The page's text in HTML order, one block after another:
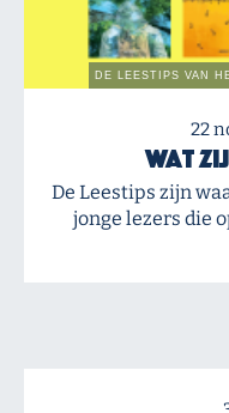
22
Wat
De Leestips zijn
jonge lezers die